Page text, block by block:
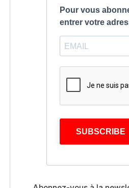
Pour vous
entrer votre
SUBSCRIBE